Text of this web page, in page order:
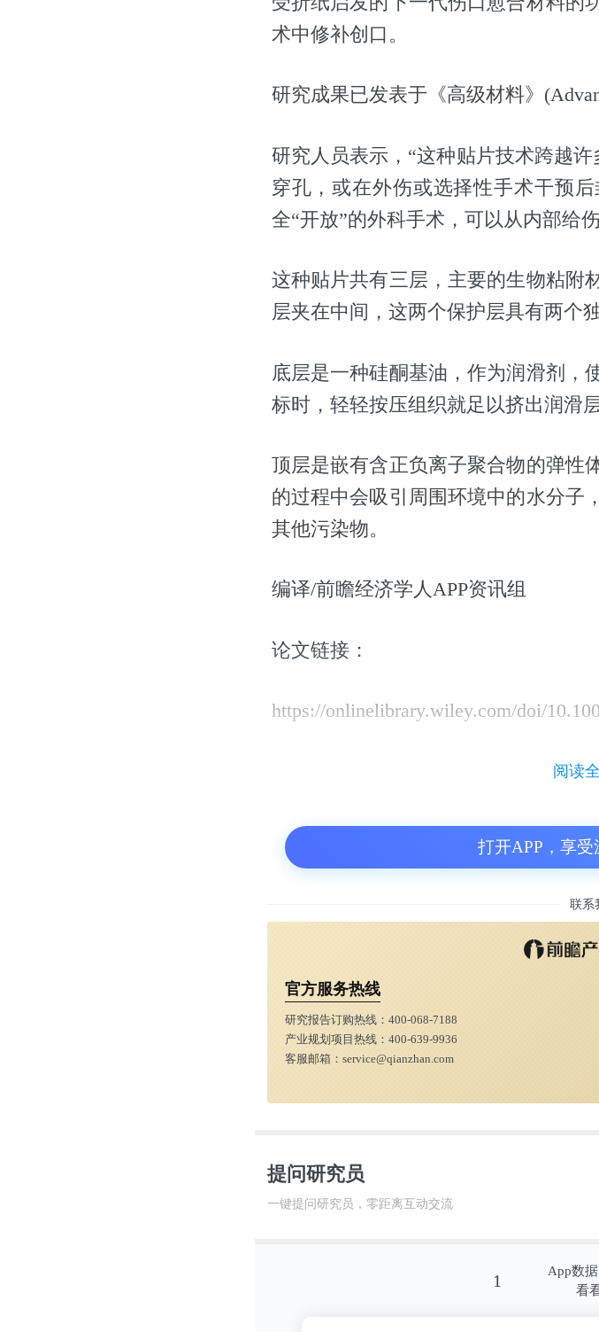
术中修补创口。
研究成果已发表于《高级材料》
研究人员表示，“这种贴片技术跨越
穿孔，或在外伤或选择性手术干预
全“开放”的外科手术，可以从内部给
这种贴片共有三层，主要的生物粘附
层夹在中间，这两个保护层具有两个
底层是一种硅酮基油，作为润滑剂，
标时，轻轻按压组织就足以挤出润滑
顶层是嵌有含正负离子聚合物的弹性
的过程中会吸引周围环境中的水分子
其他污染物。
编译/前瞻经济学人APP资讯组
论文链接：
https://onlinelibrary.wiley.com/doi/
阅读
打开APP，享
联系
官方服务热线
研究报告订购热线：400-068-7188
产业规划项目热线：400-639-9936
客服邮箱：service@qianzhan.com
提问研究员
一键提问研究员，零距离互动交流
1
App数
看